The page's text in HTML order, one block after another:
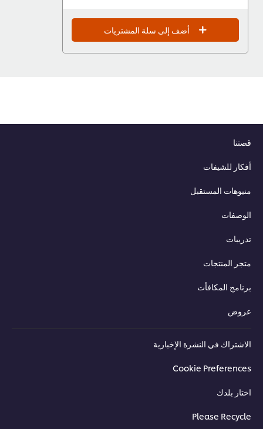
أضف إلى سلة المشتريات
قصتنا
أفكار للشيفات
منيوهات المستقبل
الوصفات
تدريبات
متجر المنتجات
برنامج المكافأت
عروض
الاشتراك في النشرة الإخبارية
Cookie Preferences
اختار بلدك
Please Recycle